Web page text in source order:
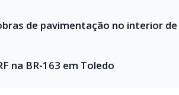
na traseira de outro, com
ficou pendurada e praticamente